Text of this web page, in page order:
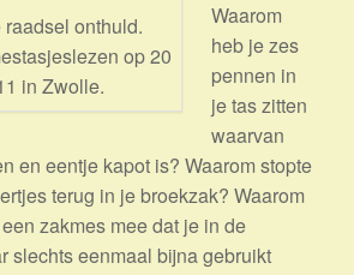
raadsel onthuld.
op 20
in Zwolle.
Waarom
heb je zes
pennen in
je tas zitten
waarvan
en eentje kapot is? Waarom stopte
terug in je broekzak? Waarom
zakmes mee dat je in de
slechts eenmaal bijna gebruikt